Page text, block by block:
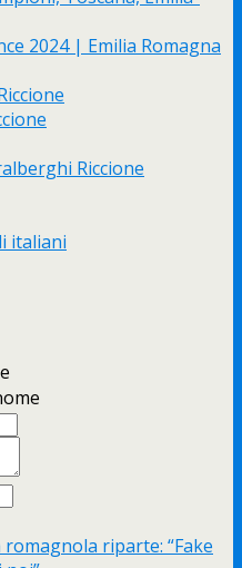
2024 | Emilia Romagna
Riccione
italiani
romagnola riparte: “Fake